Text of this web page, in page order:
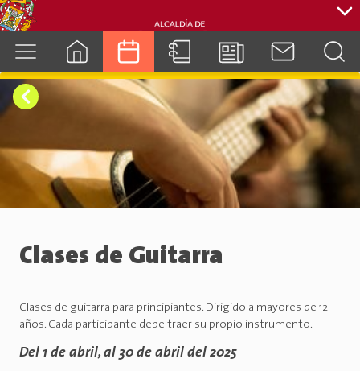
cuenca.gob.ec
Clases de Guitarra
Clases de guitarra para principiantes. Dirigido a mayores de 12
años. Cada participante debe traer su propio instrumento.
Del 1 de abril, al 30 de abril del 2025